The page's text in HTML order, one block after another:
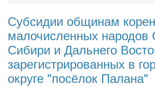
Субсидии общинам
малочисленных народов
Сибири и Дальнего
зарегистрированных в
округе "посёлок Палана"